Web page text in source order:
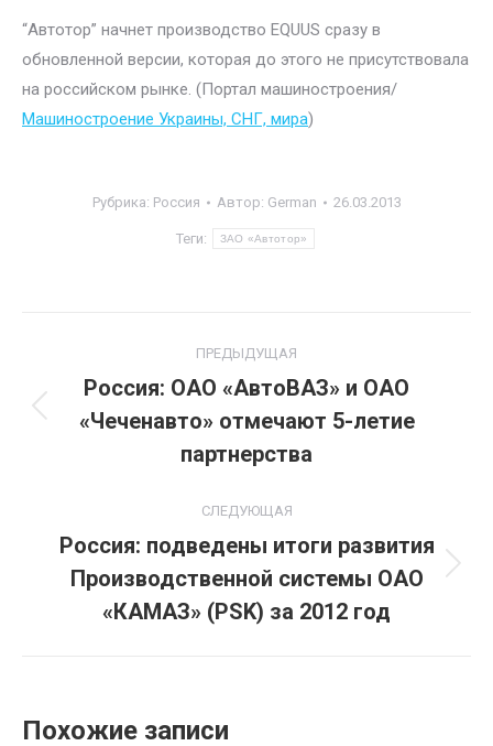
“Автотор” начнет производство EQUUS сразу в
обновленной версии, которая до этого не присутствовала
на российском рынке. (Портал машиностроения/
Машиностроение Украины, СНГ, мира)
Рубрика: Россия Автор: German 26.03.2013
Теги: ЗАО «Автотор»
по
записям
ПРЕДЫДУЩАЯ
Предыдущая
запись:
Россия: ОАО «АвтоВАЗ» и ОАО
«Чеченавто» отмечают 5-летие
партнерства
СЛЕДУЮЩАЯ
Следующая
запись:
Россия: подведены итоги развития
Производственной системы ОАО
«КАМАЗ» (PSK) за 2012 год
Похожие записи